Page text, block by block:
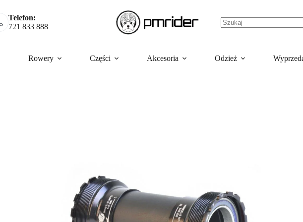
Telefon:
721 833 888
Rowery Części Akcesoria Odzież